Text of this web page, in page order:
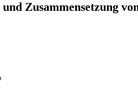
Zusammensetzung